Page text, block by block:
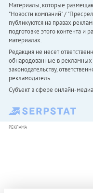
Материалы, которые
"Новости компаний" /
публикуются на правах
подготовке этого контента и
материалах.
Редакция не несет
обнародованные в рекламных
законодательству,
рекламодатель.
Субъект в сфере онлайн-
РЕКЛАМА